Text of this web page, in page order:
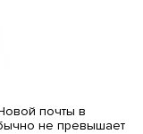
почты в
не превышает